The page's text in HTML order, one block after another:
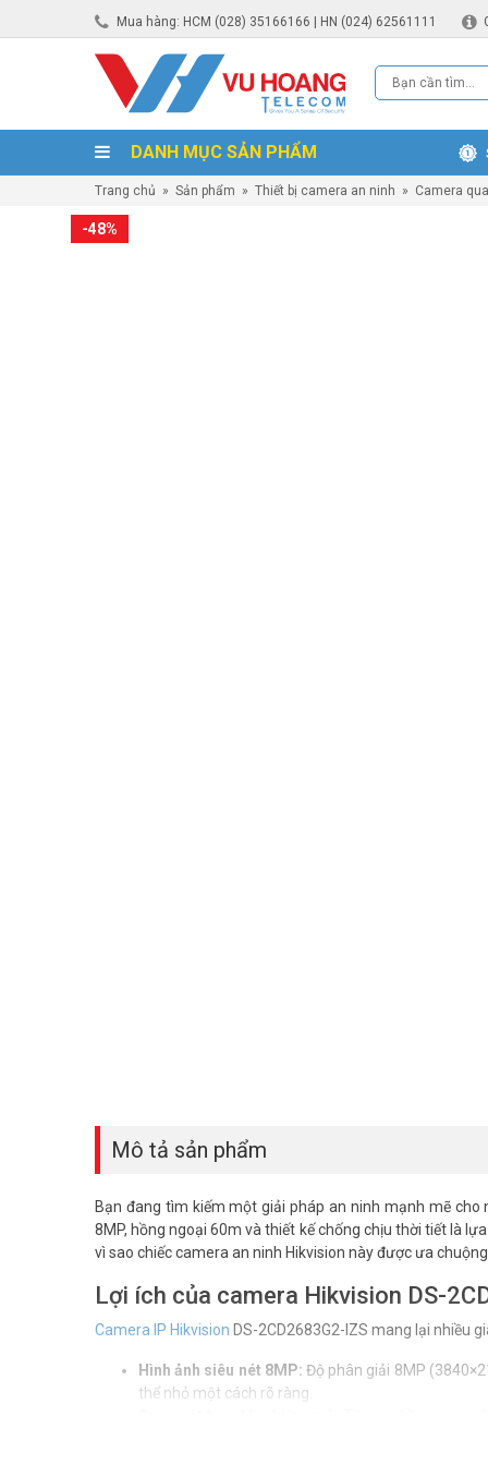
Mua hàng: HCM (028) 35166166 | HN (024) 62561111
DANH MỤC SẢN PHẨM
Trang chủ » Sản phẩm » Thiết bị camera an ninh » Camera
-48%
Mô tả sản phẩm
Bạn đang tìm kiếm một giải pháp an ninh mạnh mẽ cho
8MP, hồng ngoại 60m và thiết kế chống chịu thời tiết là
vì sao chiếc camera an ninh Hikvision này được ưa chuộng.
Lợi ích của camera Hikvision DS-
Camera IP Hikvision DS-2CD2683G2-IZS mang lại nhiều
Hình ảnh siêu nét 8MP: Độ phân giải 8MP
thể nhỏ một cách rõ ràng.
Đạt chuẩn IP67 (chống bụi, nước) và